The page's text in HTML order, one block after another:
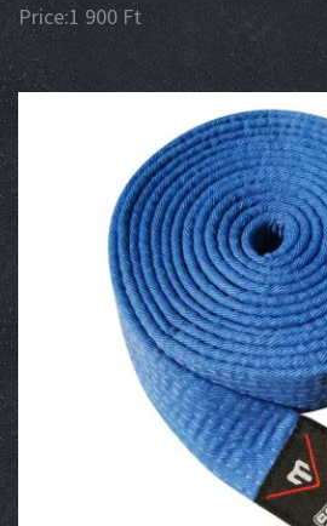
Price:1 900Ft